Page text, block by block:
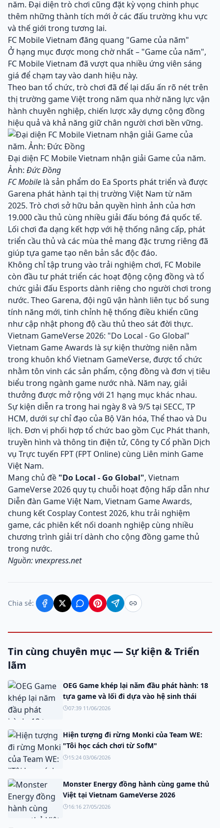
năm. Đại diện trò chơi cũng đặt kỳ vọng chinh phục
thêm những thành tích mới ở các đấu trường khu vực
và thế giới trong tương lai.
FC Mobile Vietnam đăng quang "Game của năm"
Ở hạng mục được mong chờ nhất – "Game của năm",
FC Mobile Vietnam đã vượt qua nhiều ứng viên sáng
giá để chạm tay vào danh hiệu này.
Theo ban tổ chức, trò chơi đã để lại dấu ấn rõ nét trên
thị trường game Việt trong năm qua nhờ năng lực vận
hành chuyên nghiệp, chiến lược xây dựng cộng đồng
hiệu quả và khả năng giữ chân người chơi bền vững.
Đại diện FC Mobile Vietnam nhận giải Game của năm.
Ảnh: Đức Đồng
FC Mobile là sản phẩm do Ea Sports phát triển và được
Garena phát hành tại thị trường Việt Nam từ năm
2025. Trò chơi sở hữu bản quyền hình ảnh của hơn
19.000 cầu thủ cùng nhiều giải đấu bóng đá quốc tế.
Lối chơi đa dạng kết hợp với hệ thống nâng cấp, phát
triển cầu thủ và các mùa thẻ mang đặc trưng riêng đã
giúp tựa game tạo nên bản sắc độc đáo.
Không chỉ tập trung vào trải nghiệm chơi, FC Mobile
còn đầu tư phát triển các hoạt động cộng đồng và tổ
chức giải đấu Esports dành riêng cho người chơi trong
nước. Theo Garena, đội ngũ vận hành liên tục bổ sung
tính năng mới, tinh chỉnh hệ thống điều khiển cũng
như cập nhật phong độ cầu thủ theo sát đời thực.
Vietnam GameVerse 2026: "Do Local - Go Global"
Vietnam Game Awards là sự kiện thường niên nằm
trong khuôn khổ Vietnam GameVerse, được tổ chức
nhằm tôn vinh các sản phẩm, cộng đồng và đơn vị tiêu
biểu trong ngành game nước nhà. Năm nay, giải
thưởng được mở rộng với 21 hạng mục khác nhau.
Sự kiện diễn ra trong hai ngày 8 và 9/5 tại SECC, TP
HCM, dưới sự chỉ đạo của Bộ Văn hóa, Thể thao và Du
lịch. Đơn vị phối hợp tổ chức bao gồm Cục Phát thanh,
truyền hình và thông tin điện tử, Công ty Cổ phần Dịch
vụ Trực tuyến FPT (FPT Online) cùng Liên minh Game
Việt Nam.
Mang chủ đề "Do Local - Go Global", Vietnam
GameVerse 2026 quy tụ chuỗi hoạt động hấp dẫn như
Diễn đàn Game Việt Nam, Vietnam Game Awards,
chung kết Cosplay Contest 2026, khu trải nghiệm
game, các phiên kết nối doanh nghiệp cùng nhiều
chương trình giải trí dành cho cộng đồng game thủ
trong nước.
Nguồn: vnexpress.net
Chia sẻ:
Tin cùng chuyên mục — Sự kiện & Triển
lãm
OEG Game khép lại năm đầu phát hành: 18
tựa game và lối đi dựa vào hệ sinh thái
07:39 11/06/2026
Hiện tượng đi rừng Monki của Team WE:
"Tôi học cách chơi từ SofM"
15:24 03/06/2026
Monster Energy đồng hành cùng game thủ
Việt tại Vietnam GameVerse 2026
16:16 27/05/2026